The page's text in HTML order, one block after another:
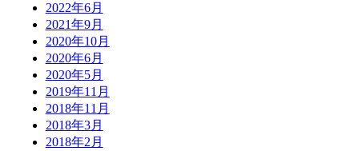
2022年6月
2021年9月
2020年10月
2020年6月
2020年5月
2019年11月
2018年11月
2018年3月
2018年2月